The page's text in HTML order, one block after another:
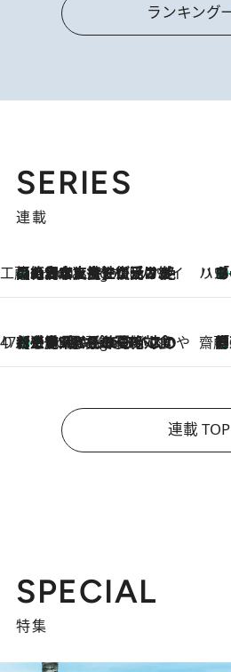
ランキング
SERIES
連載
工藤まやのおもてなしハワイ
6 Hours Ago
【ハワイ土産】ローカルの絶大な支持で復活！ 絶品の幻クッキー《元ファンの日本人女性が受け継いだ名店》 ハワイ賢者 リサのお気
あの伝
47都道府県の手みやげ ひんやりスイーツで夏を満喫
6 Hours Ago
【三重県】この夏絶対食べたい 冷やしておいしいおやつ3選 お餅×アイスの新感覚スイーツ 齋「荷物が増えるほど旅ストレスは増す
連載 TOP
SPECIAL
特集